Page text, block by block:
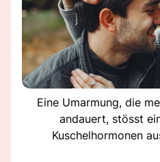
Eine Umarmung, die
andauert, stösst
Kuschelhormonen